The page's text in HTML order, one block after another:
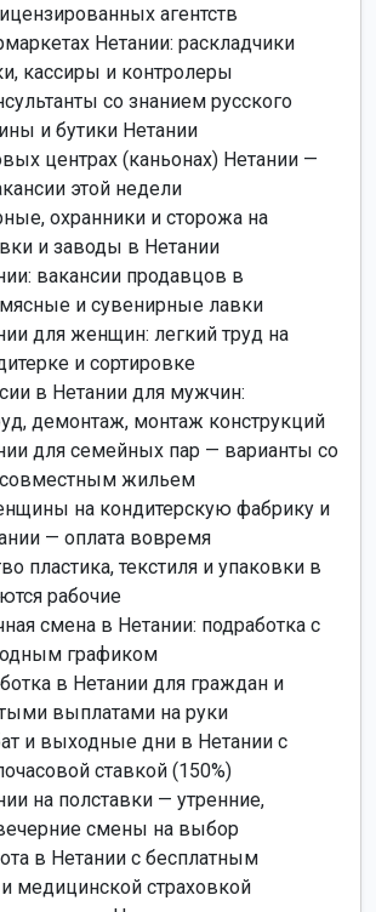
агентств
Нетании: раскладчики
кассиры и контролеры
со знанием русского
и бутики Нетании
центрах (каньонах) Нетании —
этой недели
охранники и сторожа на
и заводы в Нетании
вакансии продавцов в
и сувенирные лавки
для женщин: легкий труд на
и сортировке
в Нетании для мужчин:
демонтаж, монтаж конструкций
для семейных пар — варианты со
жильем
на кондитерскую фабрику и
— оплата вовремя
пластика, текстиля и упаковки в
рабочие
смена в Нетании: подработка с
графиком
в Нетании для граждан и
выплатами на руки
и выходные дни в Нетании с
ставкой (150%)
на полставки — утренние,
смены на выбор
в Нетании с бесплатным
медицинской страховкой